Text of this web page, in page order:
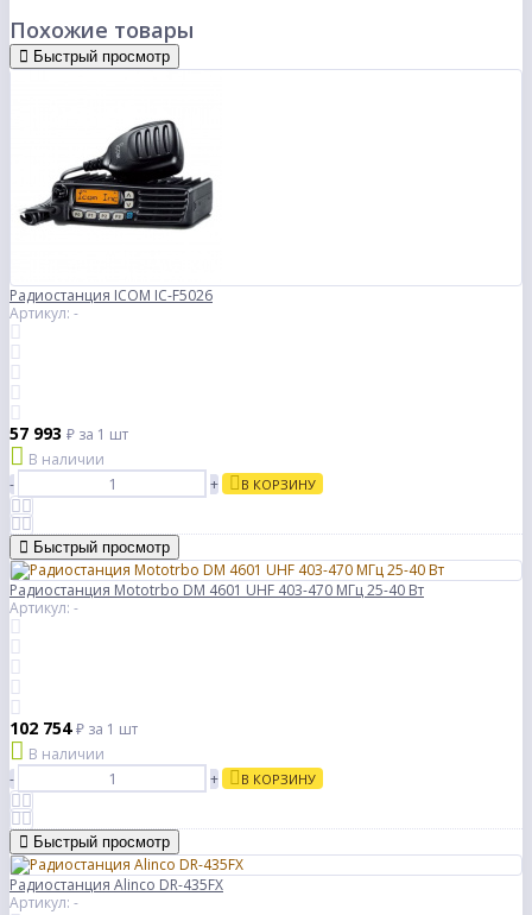
Похожие товары
Быстрый просмотр
Радиостанция ICOM IC-F5026
Артикул: -
57 993 ₽ за 1 шт
В наличии
-
+ В КОРЗИНУ
Быстрый просмотр
Радиостанция Mototrbo DM 4601 UHF 403-470 МГц 25-40 Вт
Артикул: -
102 754₽ за 1 шт
В наличии
-
+ В КОРЗИНУ
Быстрый просмотр
Радиостанция Alinco DR-435FX
Артикул: -